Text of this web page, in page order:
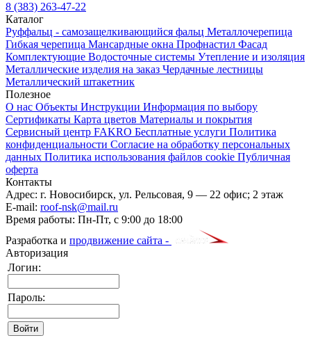
8 (383) 263-47-22
Каталог
Руффальц - самозащелкивающийся фальц Металлочерепица
Гибкая черепица Мансардные окна Профнастил Фасад
Комплектующие Водосточные системы Утепление и изоляция
Металлические изделия на заказ Чердачные лестницы
Металлический штакетник
Полезное
О нас Объекты Инструкции Информация по выбору
Сертификаты Карта цветов Материалы и покрытия
Сервисный центр FAKRO Бесплатные услуги Политика
конфиденциальности Согласие на обработку персональных
данных Политика использования файлов cookie Публичная
оферта
Контакты
Адрес: г. Новосибирск, ул. Рельсовая, 9 — 22 офис; 2 этаж
E-mail: roof-nsk@mail.ru
Время работы: Пн-Пт, с 9:00 до 18:00
Разработка и продвижение сайта -
Авторизация
Логин:
Пароль: